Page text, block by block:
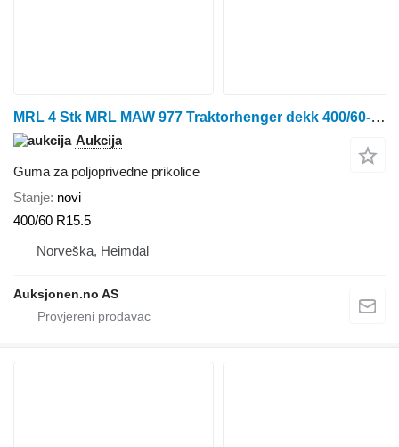
MRL 4 Stk MRL MAW 977 Traktorhenger dekk 400/60-15,5 151A6 /148A8 14
Aukcija
Guma za poljoprivedne prikolice
Stanje novi
400/60 R15.5
Norveška, Heimdal
Auksjonen.no AS